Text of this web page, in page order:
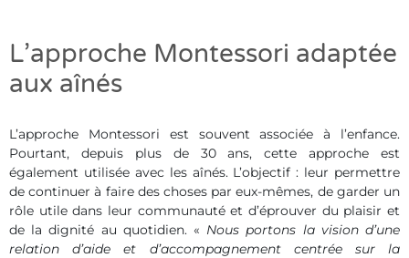
L’approche Montessori adaptée
aux aînés
L’approche Montessori est souvent associée à l’enfance.
Pourtant, depuis plus de 30 ans, cette approche est
également utilisée avec les aînés. L’objectif : leur permettre
de continuer à faire des choses par eux-mêmes, de garder un
rôle utile dans leur communauté et d’éprouver du plaisir et
de la dignité au quotidien. « Nous portons la vision d’une
relation d’aide et d’accompagnement centrée sur la